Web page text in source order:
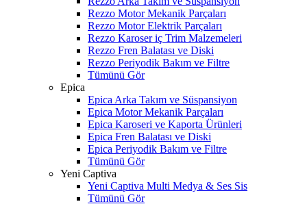
Rezzo Motor Mekanik Parçaları
Rezzo Motor Elektrik Parçaları
Rezzo Karoser iç Trim Malzemeleri
Rezzo Fren Balatası ve Diski
Rezzo Periyodik Bakım ve Filtre
Tümünü Gör
Epica
Epica Arka Takım ve Süspansiyon
Epica Motor Mekanik Parçaları
Epica Karoseri ve Kaporta Ürünleri
Epica Fren Balatası ve Diski
Epica Periyodik Bakım ve Filtre
Tümünü Gör
Yeni Captiva
Yeni Captiva Multi Medya & Ses Sis
Tümünü Gör